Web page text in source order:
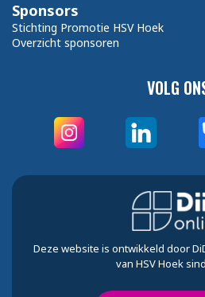
VOLG
Sponsors
Stichting Promotie HSV Hoek
Overzicht sponsoren
Deze website is ontwikkeld door
van HSV Hoek